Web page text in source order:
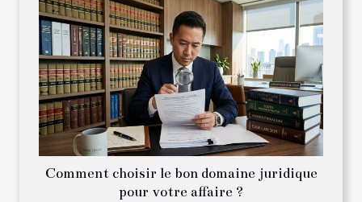
Comment choisir le bon domaine juridique
pour votre affaire ?